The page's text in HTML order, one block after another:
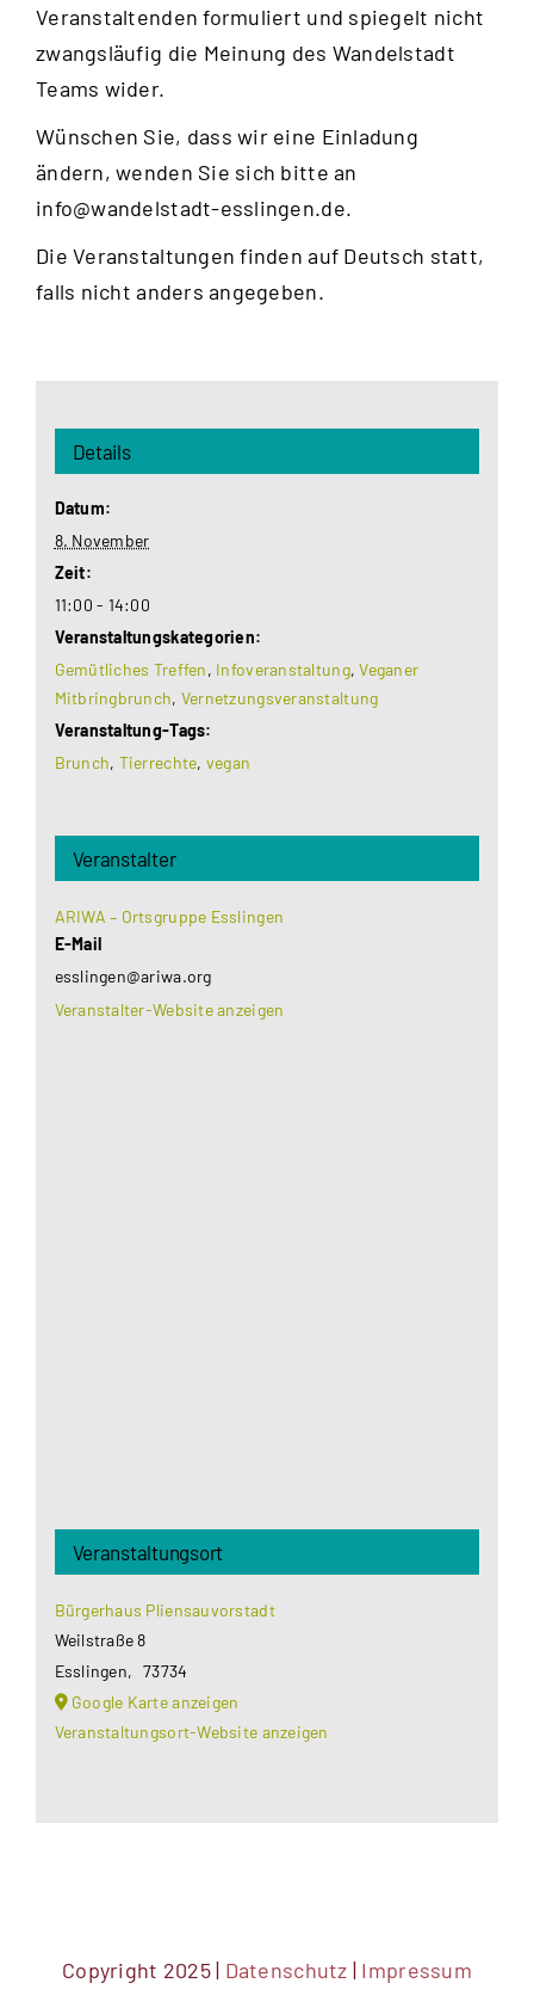
Veranstaltenden formuliert und spiegelt nicht
zwangsläufig die Meinung des Wandelstadt
Teams wider.
Wünschen Sie, dass wir eine Einladung
ändern, wenden Sie sich bitte an
info@wandelstadt-esslingen.de.
Die Veranstaltungen finden auf Deutsch statt,
falls nicht anders angegeben.
Details
Datum:
8. November
Zeit:
11:00 - 14:00
Veranstaltungskategorien:
Gemütliches Treffen, Infoveranstaltung,Veganer
Mitbringbrunch, Vernetzungsveranstaltung
Veranstaltung-Tags:
Brunch, Tierrechte, vegan
Veranstalter
ARIWA – Ortsgruppe Esslingen
E-Mail
esslingen@ariwa.org
Veranstalter-Website anzeigen
Veranstaltungsort
Bürgerhaus Pliensauvorstadt
Weilstraße 8
Esslingen, 73734
Google Karte anzeigen
Veranstaltungsort-Website anzeigen
Copyright 2025 | Datenschutz | Impressum